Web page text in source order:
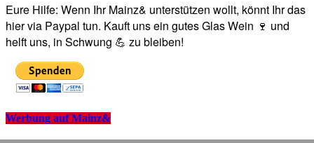
Eure Hilfe: Wenn Ihr Mainz& unterstützen wollt, könnt Ihr das
hier via Paypal tun. Kauft uns ein gutes Glas Wein 🍷 und
helft uns, in Schwung 💪 zu bleiben!
Werbung auf Mainz&